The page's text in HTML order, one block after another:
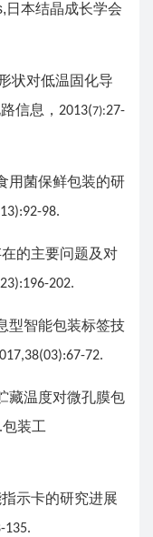
日本结晶成长学会
状对低温固化导
信息， 2013(7):27-
用菌保鲜包装的研
98.
的主要问题及对
202.
型智能包装标签技
72.
藏温度对微孔膜包
包装工
示卡的研究进展
135.